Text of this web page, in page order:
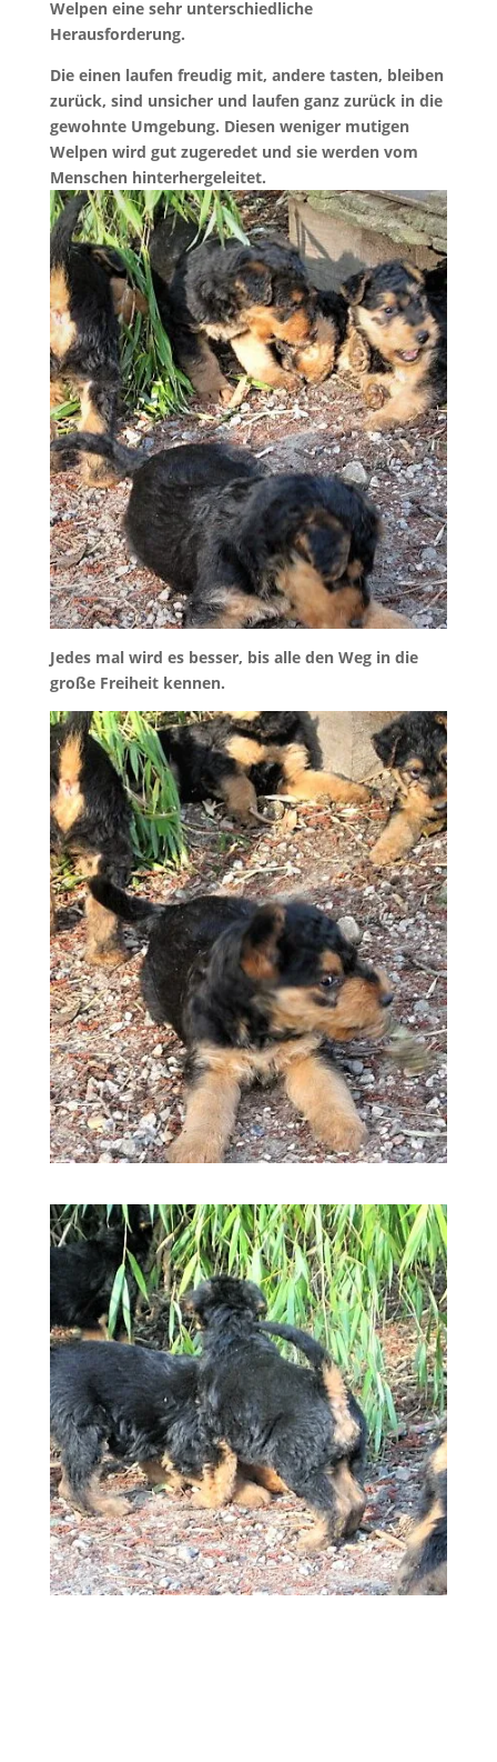
Welpen eine sehr unterschiedliche
Herausforderung.
Die einen laufen freudig mit, andere tasten, bleiben
zurück, sind unsicher und laufen ganz zurück in die
gewohnte Umgebung. Diesen weniger mutigen
Welpen wird gut zugeredet und sie werden vom
Menschen hinterhergeleitet.
Jedes mal wird es besser, bis alle den Weg in die
große Freiheit kennen.